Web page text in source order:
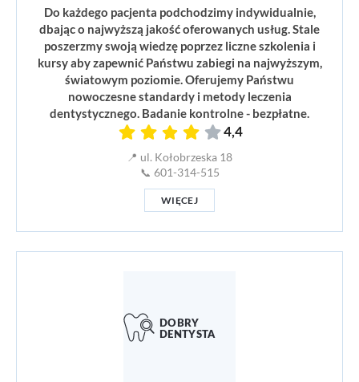
Do każdego pacjenta podchodzimy indywidualnie,
dbając o najwyższą jakość oferowanych usług. Stale
poszerzmy swoją wiedzę poprzez liczne szkolenia i
kursy aby zapewnić Państwu zabiegi na najwyższym,
światowym poziomie. Oferujemy Państwu
nowoczesne standardy i metody leczenia
dentystycznego. Badanie kontrolne - bezpłatne.
4,4
📍 ul. Kołobrzeska 18
📞 601-314-515
WIĘCEJ